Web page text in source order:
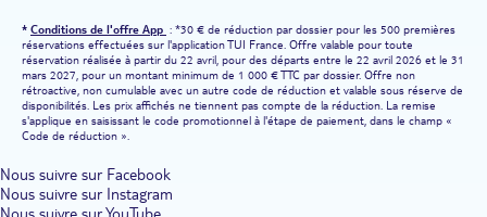
* Conditions de l'offre App : *30 € de réduction par dossier pour les 500 premières
réservations effectuées sur l'application TUI France. Offre valable pour toute
réservation réalisée à partir du 22 avril, pour des départs entre le 22 avril 2026 et le 31
mars 2027, pour un montant minimum de 1 000 € TTC par dossier. Offre non
rétroactive, non cumulable avec un autre code de réduction et valable sous réserve de
disponibilités. Les prix affichés ne tiennent pas compte de la réduction. La remise
s'applique en saisissant le code promotionnel à l'étape de paiement, dans le champ «
Code de réduction ».
Nous suivre sur Facebook
Nous suivre sur Instagram